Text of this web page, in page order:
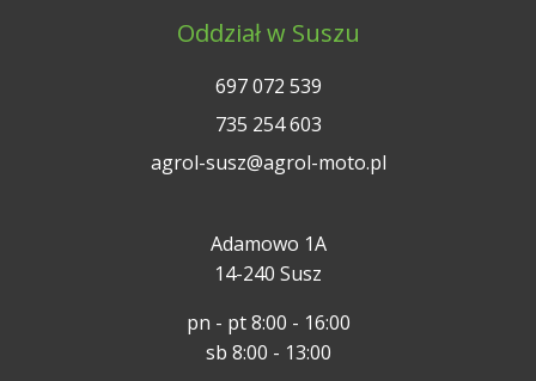
Oddział w Suszu
697 072 539
735 254 603
agrol-susz@agrol-moto.pl
Adamowo 1A
14-240 Susz
pn - pt 8:00 - 16:00
sb 8:00 - 13:00